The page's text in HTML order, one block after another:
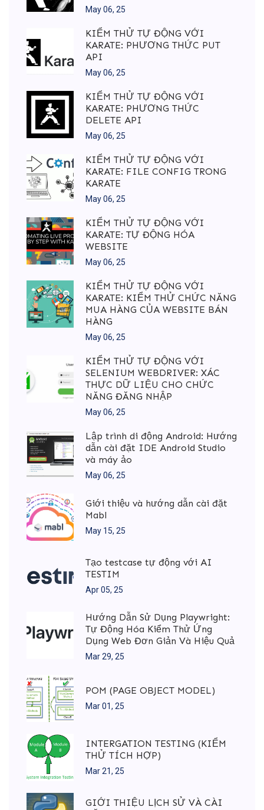
May 06, 25
KIỂM THỬ TỰ ĐỘNG VỚI
KARATE: PHƯƠNG THỨC PUT
API
May 06, 25
KIỂM THỬ TỰ ĐỘNG VỚI
KARATE: PHƯƠNG THỨC
DELETE API
May 06, 25
KIỂM THỬ TỰ ĐỘNG VỚI
KARATE: FILE CONFIG TRONG
KARATE
May 06, 25
KIỂM THỬ TỰ ĐỘNG VỚI
KARATE: TỰ ĐỘNG HÓA
WEBSITE
May 06, 25
KIỂM THỬ TỰ ĐỘNG VỚI
KARATE: KIỂM THỬ CHỨC NĂNG
MUA HÀNG CỦA WEBSITE BÁN
HÀNG
May 06, 25
KIỂM THỬ TỰ ĐỘNG VỚI
SELENIUM WEBDRIVER: XÁC
THỰC DỮ LIỆU CHO CHỨC
NĂNG ĐĂNG NHẬP
May 06, 25
Lập trình di động Android: Hướng
dẫn cài đặt IDE Android Studio
và máy ảo
May 06, 25
Giới thiệu và hướng dẫn cài đặt
Mabl
May 15, 25
Tạo testcase tự động với AI
TESTIM
Apr 05, 25
Hướng Dẫn Sử Dụng Playwright:
Tự Động Hóa Kiểm Thử Ứng
Dụng Web Đơn Giản Và Hiệu Quả
Mar 29, 25
POM (PAGE OBJECT MODEL)
Mar 01, 25
INTERGATION TESTING (KIỂM
THỬ TÍCH HỢP)
Mar 21, 25
GIỚI THIỆU LỊCH SỬ VÀ CÀI